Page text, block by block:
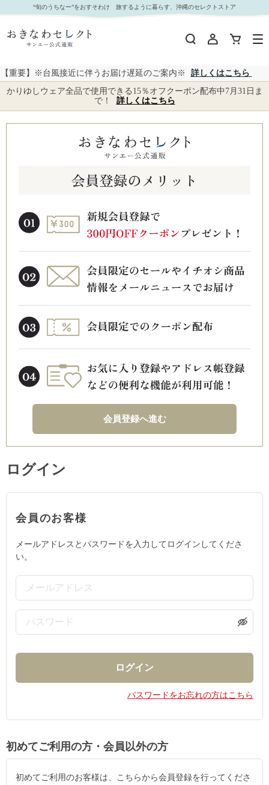
“旬のうちなー”をおすそわけ 旅するように暮らす、沖縄のセレクトストア
【重要】※台風接近に伴うお届け遅延のご案内※
詳しくはこちら
かりゆしウェア全品で使用できる15％オフクーポン配布中7月31日ま
で！
詳しくはこちら
会員登録へ進む
ログイン
会員のお客様
メールアドレスとパスワードを入力してログインしてくださ
い。
パスワードをお忘れの方はこちら
初めてご利用の方・会員以外の方
初めてご利用のお客様は、こちらから会員登録を行ってくださ